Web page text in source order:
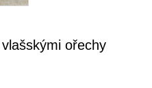
ořechy